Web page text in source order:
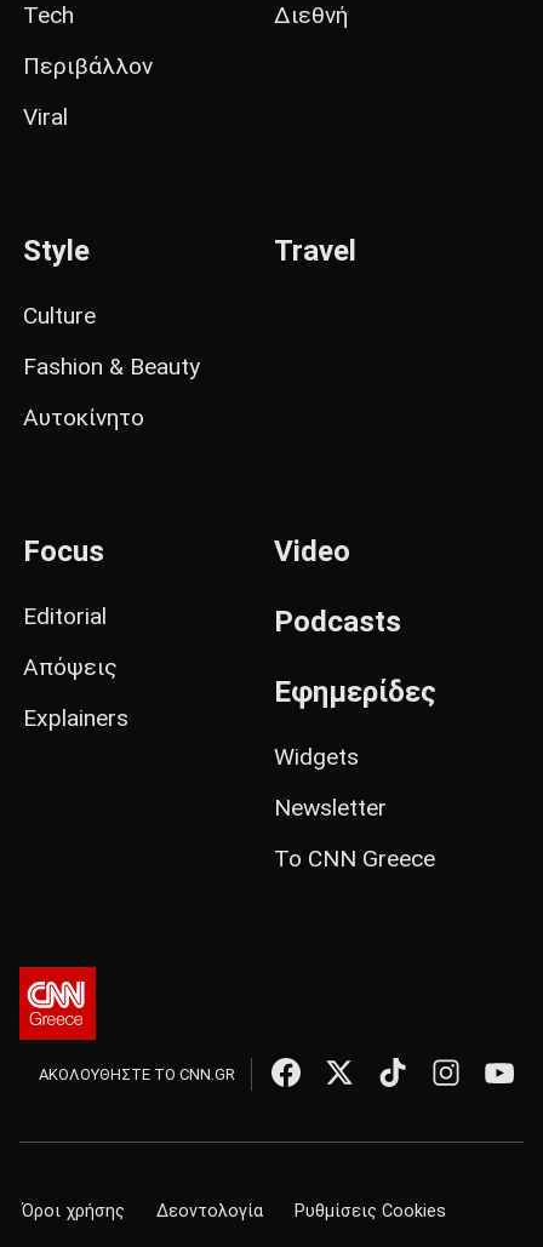
Tech
Περιβάλλον
Viral
Διεθνή
Style
Culture
Fashion & Beauty
Αυτοκίνητο
Travel
Focus
Editorial
Απόψεις
Explainers
Video
Podcasts
Εφημερίδες
Widgets
Newsletter
Το CNN Greece
ΑΚΟΛΟΥΘΗΣΤΕ ΤΟ CNN.GR
Όροι χρήσης Δεοντολογία Ρυθμίσεις Cookies